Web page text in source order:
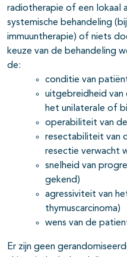
radiotherapie of een lokaal
systemische behandeling
immuuntherapie) of niets
keuze van de behandeling
de:
conditie van
uitgebreidheid van
het unilaterale of
operabiliteit van
resectabiliteit van
resectie verwacht
snelheid van
gekend)
agressiviteit van
thymuscarcinoma)
wens van de
Er zijn geen